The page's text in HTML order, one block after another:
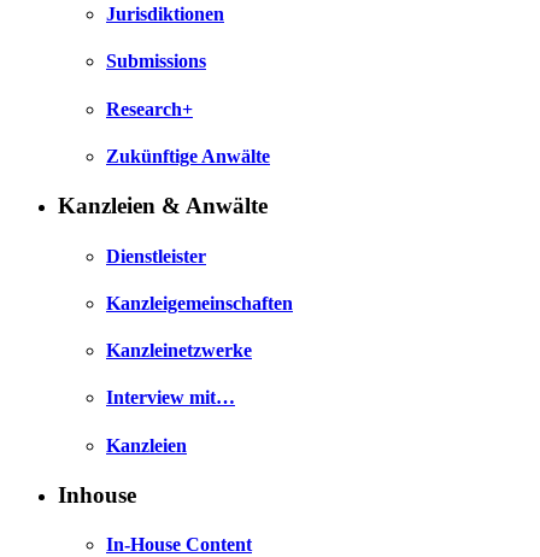
Jurisdiktionen
Submissions
Research+
Zukünftige Anwälte
Kanzleien & Anwälte
Dienstleister
Kanzleigemeinschaften
Kanzleinetzwerke
Interview mit…
Kanzleien
Inhouse
In-House Content